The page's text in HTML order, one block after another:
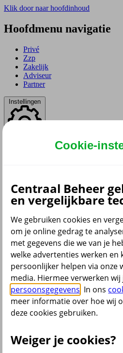
Klik door naar hoofdinhoud
Hoofdmenu navigatie
Privé
Zzp
Zakelijk
Adviseur
Partner
Instellingen
Dyslexie lettertype
Menu
Producten
Situaties Klantenservice
terug
Producten
Verzekeringen
Cookie-
Centraal Beheer
en vergelijkbare
We gebruiken cookies en
om je online gedrag te
met gegevens die we van je
welke advertenties werken en
persoonlijker helpen via onze
media. Hiermee verwerken
persoonsgegevens . In ons
meer informatie over hoe wij
deze cookies gebruiken.
Weiger je cookies?